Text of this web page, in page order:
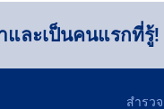
และเป็นคนแรกที่รู้!
สำรว